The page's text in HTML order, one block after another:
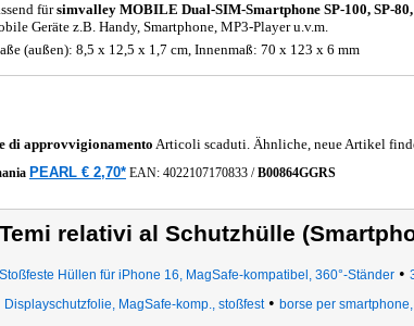
fürsimvalley MOBILE Dual-SIM-Smartphone SP-100, SP-80,
Geräte z.B. Handy, Smartphone, MP3-Player u.v.m.
(außen): 8,5 x 12,5 x 1,7 cm, Innenmaß: 70 x 123 x 6 mm
di approvvigionamento Articoli scaduti. Ähnliche, neue Artikel
PEARL € 2,70* EAN: 4022107170833 /B00864GGRS
Temi relativi al Schutzhülle
Stoßfeste Hüllen für iPhone 16, MagSafe-kompatibel, 360°-Ständer •
Displayschutzfolie, MagSafe-komp., stoßfest• borse per